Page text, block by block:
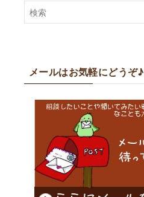
メールはお気軽にどうぞ♪